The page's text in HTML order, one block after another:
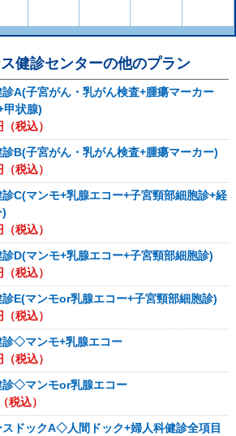
健診センターの他のプラン
A(子宮がん・乳がん検査+腫瘍マーカー
甲状腺)
（税込）
B(子宮がん・乳がん検査+腫瘍マーカー)
（税込）
C(マンモ+乳腺エコー+子宮頸部細胞診+経
)
（税込）
D(マンモ+乳腺エコー+子宮頸部細胞診)
（税込）
E(マンモor乳腺エコー+子宮頸部細胞診)
（税込）
診◇マンモ+乳腺エコー
（税込）
診◇マンモor乳腺エコー
税込）
スドックA◇人間ドック+婦人科健診全項目